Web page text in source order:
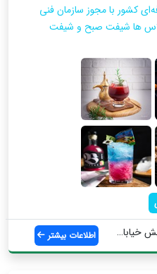
کشور با مجوز سازمان فنی
ها شیفت صبح و شیفت
خیابا... اطلاعات بیشتر